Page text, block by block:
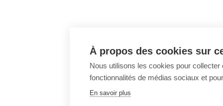
À propos des cookies sur
Nous utilisons les cookies pour
fonctionnalités de médias sociaux et
En savoir plus